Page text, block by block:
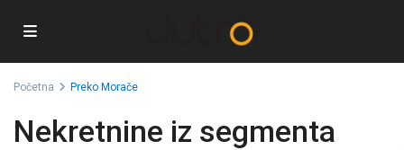
Početna Preko Morače
Nekretnine iz segmenta